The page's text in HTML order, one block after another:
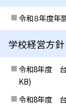
令和８年度年
学校経営方針
令和8年度
KB)
令和8年度 台